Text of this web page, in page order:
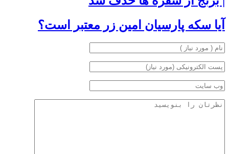
آیا سکه پارسیان امین زر معتبر است؟